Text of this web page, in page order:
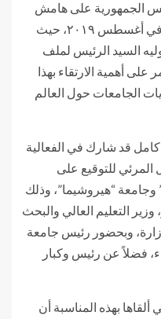
الجمهورية على هامش
قمة “تيكاد ٧” التي انعقدت باليابان في أغسطس ٢٠١٩، حيث
السيد الرئيس لملف
على أهمية الارتقاء بهذا
الجامعات حول العالم
كامل قد شارك في الفعالية
المرئي للتوقيع على
وجامعة “هيروشيما”، وذلك
التعليم العالي والبحث
وبحضور رئيس جامعة
فضلاً عن رئيس وكبار
بهذه المناسبة أن